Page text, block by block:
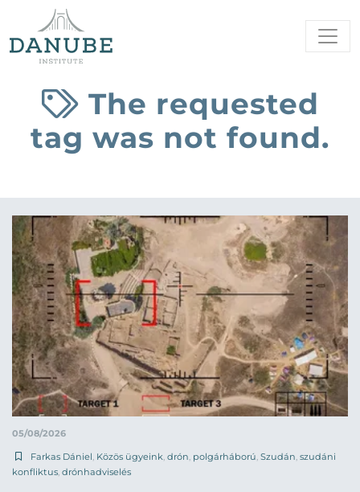
The requested
tag was not found.
05/08/2026
Farkas Dániel Közös ügyeink drón polgárháború Szudán szudáni
konfliktus drónhadviselés